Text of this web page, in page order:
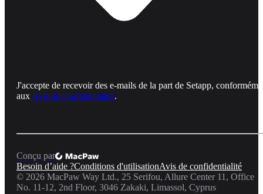
J'accepte de recevoir des e-mails de la part de Setapp,
aux Avis de confidentialité.
Conçu par
Besoin d’aide ?Conditions d'utilisationAvis de confidentialité
© 2026 MacPaw Way Ltd., 25 Serifou, Allure Center 11, Office
No. 11-12, 2nd Floor, 3046 Zakaki, Limassol, Cyprus